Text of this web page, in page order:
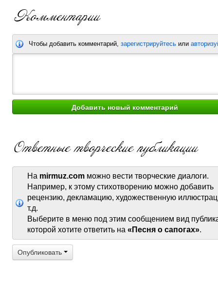
Чтобы добавить комментарий, зарегистрируйтесь или
На mirmuz.com можно вести творческие диалоги.
Например, к этому стихотворению можно добавить
рецензию, декламацию, художественную
т.д.
Выберите в меню под этим сообщением вид
которой хотите ответить на «Песня о сапогах».
Опубликовать